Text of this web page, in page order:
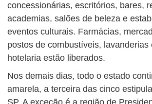
concessionárias, escritórios, bares,
academias, salões de beleza e
eventos culturais. Farmácias,
postos de combustíveis, lavanderias
hotelaria estão liberados.
Nos demais dias, todo o estado
amarela, a terceira das cinco
SP. A exceção é a região de